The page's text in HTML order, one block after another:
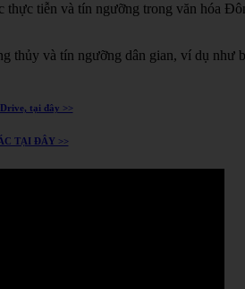
thực tiễn và tín ngưỡng trong văn hóa
thủy và tín ngưỡng dân gian, ví dụ như
tại đây >>
TẠI ĐÂY >>